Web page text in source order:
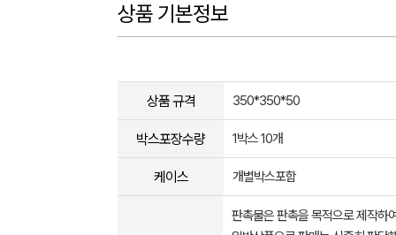
상품 기본정보
상품 규격 350*350*50
박스포장수량 1박스 10개
케이스 개별박스포함
판촉물은 판촉을 목적으로 제작하